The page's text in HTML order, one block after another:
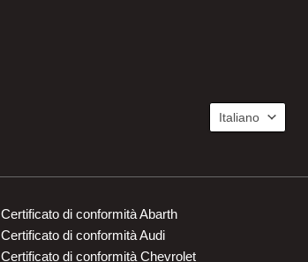
Lingua
Italiano
Certificato di conformità Abarth
Certificato di conformità Audi
Certificato di conformità Chevrolet